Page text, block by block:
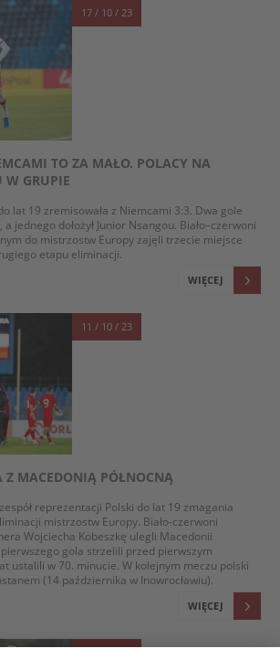
17 / 10 / 23
TO ZA MAŁO. POLACY NA
W GRUPIE
lat 19 zremisowała z Niemcami 3:3. Dwa gole
jednego dołożył Junior Nsangou. Biało–czerwoni
do mistrzostw Europy zajęli trzecie miejsce
etapu eliminacji.
WIĘCEJ
11 / 10 / 23
Z MACEDONIĄ PÓŁNOCNĄ
reprezentacji Polski do lat 19 zmagania
mistrzostw Europy. Biało-czerwoni
Wojciecha Kobeszkę ulegli Macedonii
pierwszego gola strzelili przed pierwszym
ustalili w 70. minucie. W kolejnym meczu polski
(14 października w Inowrocławiu).
WIĘCEJ